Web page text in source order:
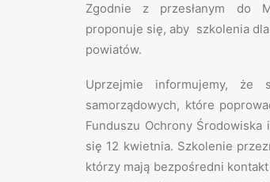
Zgodnie z przesłanym do
proponuje się, aby szkolenia
powiatów.
Uprzejmie informujemy, że
samorządowych, które
Funduszu Ochrony
się 12 kwietnia. Szkolenie
którzy mają bezpośredni